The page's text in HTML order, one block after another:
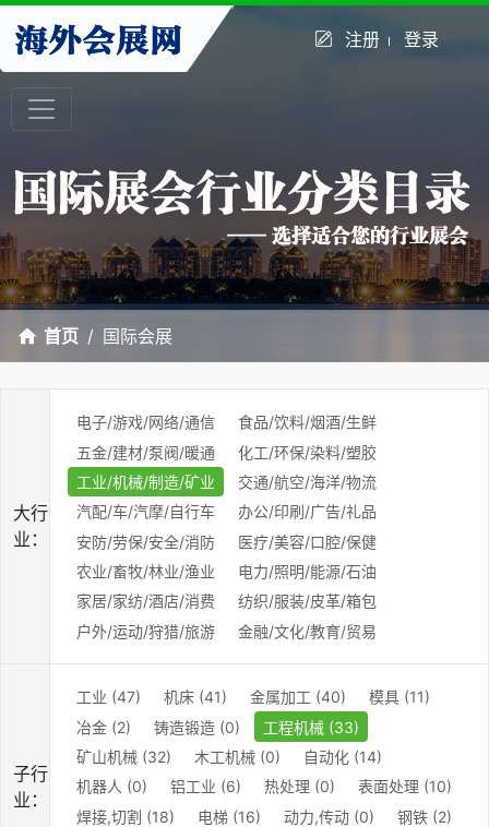
注册 登录
首页 国际会展
大行
业：
电子/游戏/网络/通信
食品/饮料/烟酒/生鲜
五金/建材/泵阀/暖通
化工/环保/染料/塑胶
工业/机械/制造/矿业
交通/航空/海洋/物流
汽配/车/汽摩/自行车
办公/印刷/广告/礼品
安防/劳保/安全/消防
医疗/美容/口腔/保健
农业/畜牧/林业/渔业
电力/照明/能源/石油
家居/家纺/酒店/消费
纺织/服装/皮革/箱包
户外/运动/狩猎/旅游
金融/文化/教育/贸易
子行
业：
工业 (47) 机床 (41) 金属加工 (40)
模具 (11)
冶金 (2)
铸造锻造 (0)
工程机械 (33)
矿山机械 (32)
木工机械 (0)
自动化 (14)
机器人 (0)
铝工业 (6) 热处理 (0)
表面处理 (10)
焊接,切割 (18)
电梯 (16) 动力,传动 (0)
钢铁 (2)